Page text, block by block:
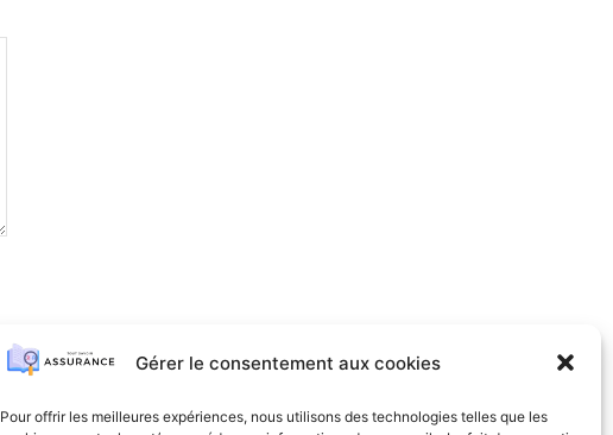
Gérer le consentement aux cookies
Pour offrir les meilleures expériences, nous utilisons des technologies telles que les